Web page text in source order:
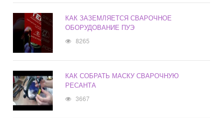
КАК ЗАЗЕМЛЯЕТСЯ СВАРОЧНОЕ
ОБОРУДОВАНИЕ ПУЭ
8265
КАК СОБРАТЬ МАСКУ СВАРОЧНУЮ
РЕСАНТА
3667